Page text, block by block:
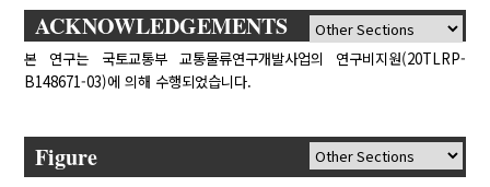
ACKNOWLEDGEMENTS
본 연구는 국토교통부 교통물류연구개발사업의 연구비지원(20TLRP-
B148671-03)에 의해 수행되었습니다.
Figure